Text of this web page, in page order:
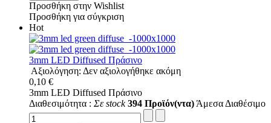
Προσθήκη στην Wishlist
Προσθήκη για σύγκριση
Hot
3mm LED Diffused Πράσινο
Αξιολόγηση: Δεν αξιολογήθηκε ακόμη
0,10 €
3mm LED Diffused Πράσινο
Διαθεσιμότητα : Σε stock 394 Προϊόν(ντα) Άμεσα Διαθέσιμο